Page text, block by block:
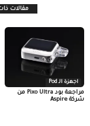
مقالات
اجهزة الـ Pod
مراجعة بود Pixo Ultra من
شركة Aspire